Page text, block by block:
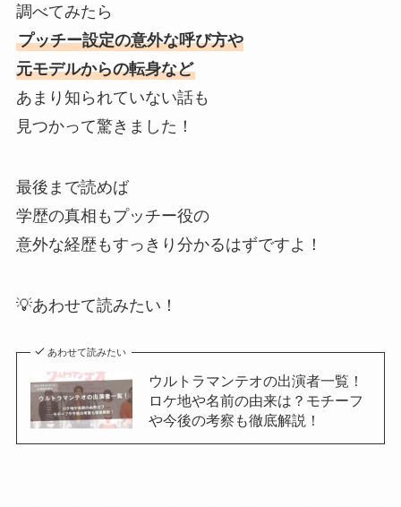
調べてみたら
プッチー設定の意外な呼び方や
元モデルからの転身など
あまり知られていない話も
見つかって驚きました！
最後まで読めば
学歴の真相もプッチー役の
意外な経歴もすっきり分かるはずですよ！
💡あわせて読みたい！
あわせて読みたい
ウルトラマンテオの出演者一覧！
ロケ地や名前の由来は？モチーフ
や今後の考察も徹底解説！